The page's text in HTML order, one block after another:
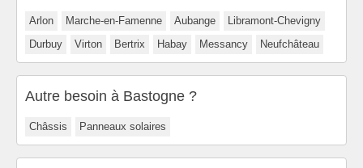
Arlon Marche-en-Famenne Aubange
Libramont-Chevigny
Durbuy
Virton Bertrix Habay Messancy Neufchâteau
Autre besoin à Bastogne ?
Châssis Panneaux solaires